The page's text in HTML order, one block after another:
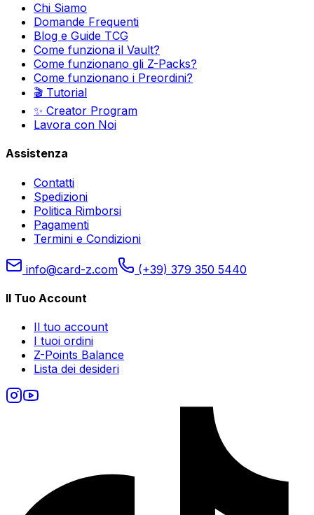
Chi Siamo
Domande Frequenti
Blog e Guide TCG
Come funziona il Vault?
Come funzionano gli Z-Packs?
Come funzionano i Preordini?
🎬 Tutorial
✨ Creator Program
Lavora con Noi
Assistenza
Contatti
Spedizioni
Politica Rimborsi
Pagamenti
Termini e Condizioni
info@card-z.com (+39) 379 350 5440
Il Tuo Account
Il tuo account
I tuoi ordini
Z-Points Balance
Lista dei desideri